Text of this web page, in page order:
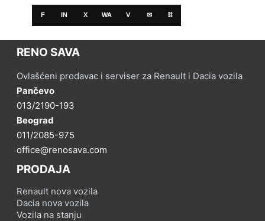
F IN X WA V ✉ ⛓
RENO SAVA
Ovlašćeni prodavac i serviser za Renault i Dacia vozila
Pančevo
013/2190-193
Beograd
011/2085-975
office@renosava.com
PRODAJA
Renault nova vozila
Dacia nova vozila
Vozila na stanju